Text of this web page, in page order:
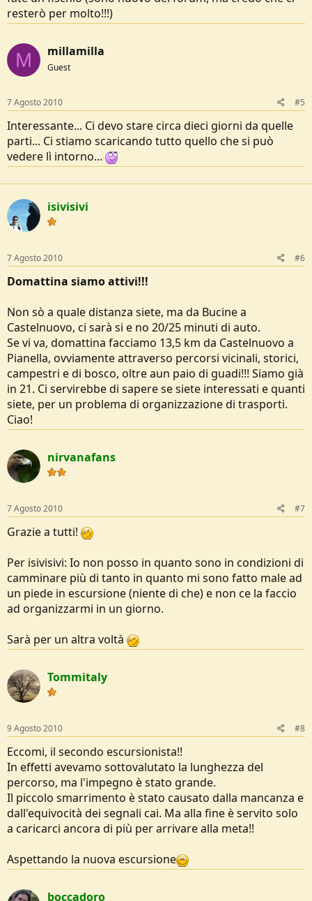
resterò per molto!!!)
M millamilla
Guest
7 Agosto 2010 #5
Interessante... Ci devo stare circa dieci giorni da quelle
parti... Ci stiamo scaricando tutto quello che si può
vedere lì intorno...
isivisivi
7 Agosto 2010 #6
Domattina siamo attivi!!!
Non sò a quale distanza siete, ma da Bucine a
Castelnuovo, ci sarà si e no 20/25 minuti di auto.
Se vi va, domattina facciamo 13,5 km da Castelnuovo a
Pianella, ovviamente attraverso percorsi vicinali, storici,
campestri e di bosco, oltre aun paio di guadi!!! Siamo già
in 21. Ci servirebbe di sapere se siete interessati e quanti
siete, per un problema di organizzazione di trasporti.
Ciao!
nirvanafans
7 Agosto 2010 #7
Grazie a tutti!
Per isivisivi: Io non posso in quanto sono in condizioni di
camminare più di tanto in quanto mi sono fatto male ad
un piede in escursione (niente di che) e non ce la faccio
ad organizzarmi in un giorno.
Sarà per un altra voltà
Tommitaly
9 Agosto 2010 #8
Eccomi, il secondo escursionista!!
In effetti avevamo sottovalutato la lunghezza del
percorso, ma l'impegno è stato grande.
Il piccolo smarrimento è stato causato dalla mancanza e
dall'equivocità dei segnali cai. Ma alla fine è servito solo
a caricarci ancora di più per arrivare alla meta!!
Aspettando la nuova escursione
boccadoro